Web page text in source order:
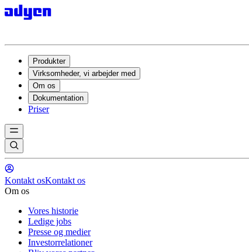
Produkter
Virksomheder, vi arbejder med
Om os
Dokumentation
Priser
Kontakt osKontakt os
Om os
Vores historie
Ledige jobs
Presse og medier
Investorrelationer